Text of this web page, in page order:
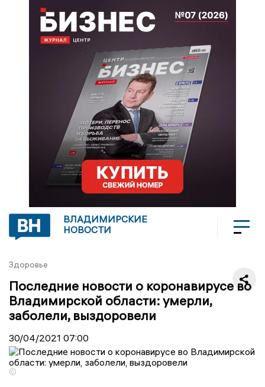
ВЛАДИМИРСКИЕ
НОВОСТИ
Здоровье
Последние новости о коронавирусе во
Владимирской области: умерли,
заболели, выздоровели
30/04/2021 07:00
©